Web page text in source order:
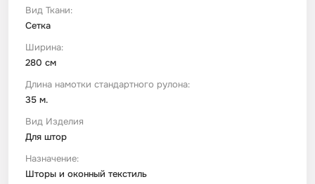
Вид Ткани:
Сетка
Ширина:
280 см
Длина намотки стандартного рулона:
35 м.
Вид Изделия
Для штор
Назначение:
Шторы и оконный текстиль
Штапель